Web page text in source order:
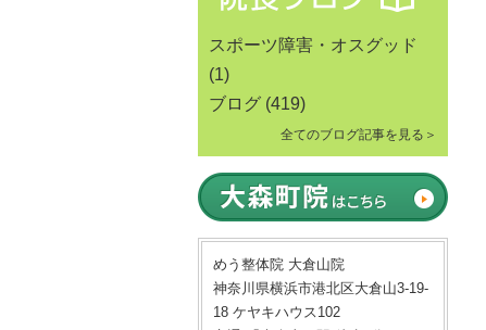
スポーツ障害・オスグッド
(1)
ブログ (419)
全てのブログ記事を見る＞
めう整体院 大倉山院
神奈川県横浜市港北区大倉山3-19-
18 ケヤキハウス102